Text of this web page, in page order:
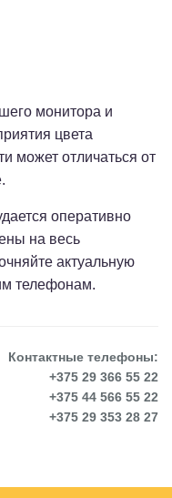
монитора и
цвета
может отличаться от
оперативно
на весь
актуальную
телефонам.
Контактные телефоны:
+375 29 366 55 22
+375 44 566 55 22
+375 29 353 28 27